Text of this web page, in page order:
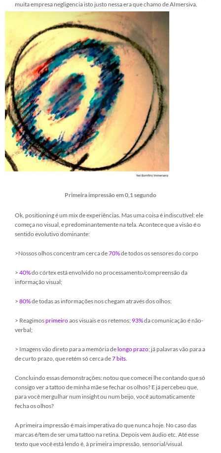
muita empresa negligencia isto justo nessa era que chamo de AImersiva.
Primeira impressão em 0,1 segundo
Ok, positioning é um mix de experiências. Mas uma coisa é indiscutível: ele
começa no visual, e predominantemente na tela. Acontece que a visão é o
sentido evolutivo dominante:
>Nossos olhos concentram cerca de70%de todos os sensores do corpo
> 40%do córtex está envolvido no processamento/compreensão da
informação visual;
> 80%de todas as informações nos chegam através dos olhos;
> Reagimosprimeiroaos visuais e os retemos; 93%da comunicação é não-
verbal;
> Imagens vão direto para a memória de longo prazo; já palavras vão para a
de curto prazo, que retém só cerca de7 bits
Concluindo essas demonstrações: notou que comecei lhe contando que só
consigo ver a tattoo de minha mãe se fechar os olhos? E já percebeu que,
para você mergulhar num insight ou num beijo, você automaticamente
fecha os olhos?
A primeira impressão é mais imperativa do que nunca hoje. No caso das
marcas é/tem de ser uma tattoo na retina. Depois vem áudio etc. Até esse
texto que você está lendo é, à primeira impressão, sensorial/visual.